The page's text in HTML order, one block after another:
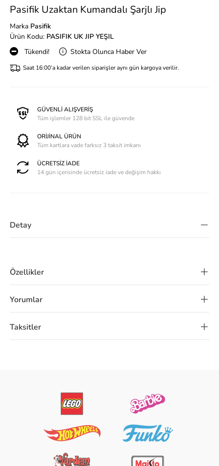
Pasifik Uzaktan Kumandalı Şarjlı Jip
Marka Pasifik
Ürün Kodu: PASIFIK UK JIP YEŞIL
Tükendi!
Stokta Olunca Haber Ver
Saat 16:00’a kadar verilen siparişler aynı gün kargoya verilir.
GÜVENLİ ALIŞVERİŞ
Tüm işlemler 128 bit SSL ile güvende
ORİJİNAL ÜRÜN
Tüm kartlara vade farksız 3 taksit imkanı
ÜCRETSİZ İADE
14 gün içerisinde ücretsiz iade ve değişim hakkı
Detay
Özellikler
Yorumlar
Taksitler